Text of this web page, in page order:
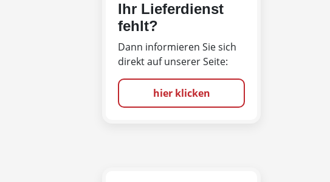
Ihr Lieferdienst
fehlt?
Dann informieren Sie sich
direkt auf unserer Seite:
hier klicken